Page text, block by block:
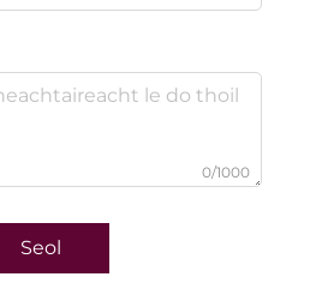
0/1000
Seol